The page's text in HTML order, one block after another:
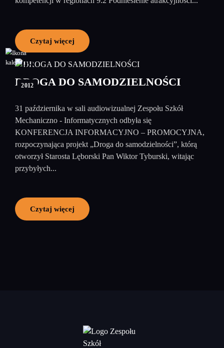
Czytaj więcej
09
2012
DROGA DO SAMODZIELNOŚCI
31 października w sali audiowizualnej Zespołu Szkół
Mechaniczno - Informatycznych odbyła się
KONFERENCJA INFORMACYJNO – PROMOCYJNA,
rozpoczynająca projekt „Droga do samodzielności”, którą
otworzył Starosta Lęborski Pan Wiktor Tyburski, witając
przybyłych...
Czytaj więcej